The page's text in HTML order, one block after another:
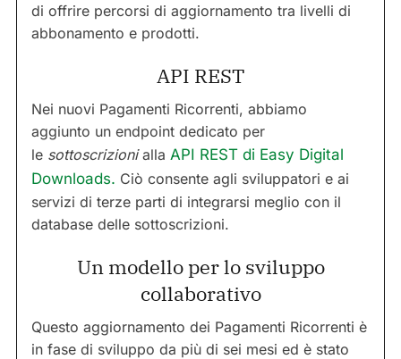
di offrire percorsi di aggiornamento tra livelli di
abbonamento e prodotti.
API REST
Nei nuovi Pagamenti Ricorrenti, abbiamo
aggiunto un endpoint dedicato per
le sottoscrizionialla API REST di Easy Digital
Downloads. Ciò consente agli sviluppatori e ai
servizi di terze parti di integrarsi meglio con il
database delle sottoscrizioni.
Un modello per lo sviluppo
collaborativo
Questo aggiornamento dei Pagamenti Ricorrenti è
in fase di sviluppo da più di sei mesi ed è stato